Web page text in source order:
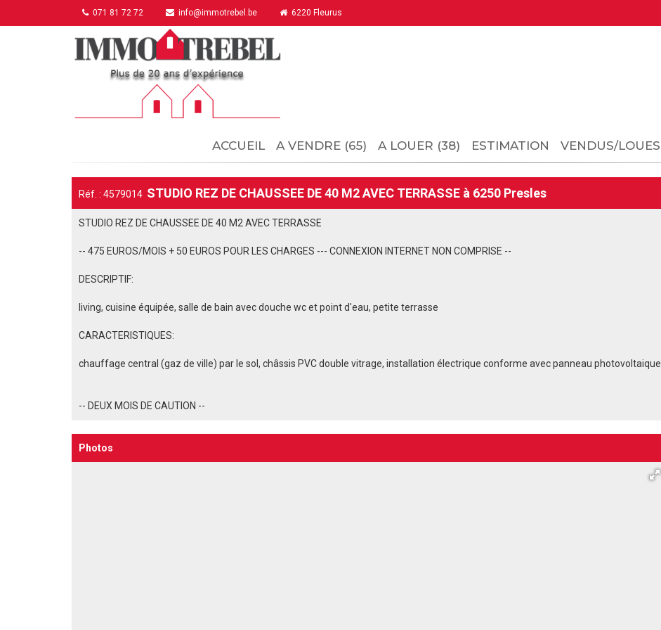
071 81 72 72 info@immotrebel.be 6220 Fleurus
ACCUEIL A VENDRE (65) A LOUER (38) ESTIMATION VENDUS/LOUES
Réf. : 4579014 STUDIO REZ DE CHAUSSEE DE 40 M2 AVEC TERRASSE à 6250 Presles
STUDIO REZ DE CHAUSSEE DE 40 M2 AVEC TERRASSE
-- 475 EUROS/MOIS + 50 EUROS POUR LES CHARGES --- CONNEXION INTERNET NON COMPRISE --
DESCRIPTIF:
living, cuisine équipée, salle de bain avec douche wc et point d'eau, petite terrasse
CARACTERISTIQUES:
chauffage central (gaz de ville) par le sol, châssis PVC double vitrage, installation électrique conforme avec panneau photovoltaique
-- DEUX MOIS DE CAUTION --
Photos